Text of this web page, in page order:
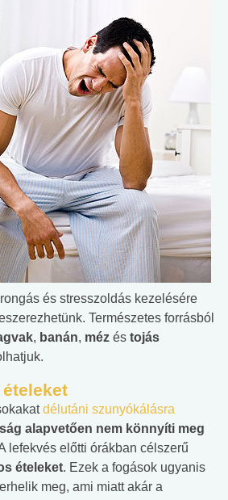
és stresszoldás kezelésére
Természetes forrásból
, banán, méz és tojás
délutáni szunyókálásra
alapvetően nem könnyíti meg
lefekvés előtti órákban célszerű
ételeket. Ezek a fogások ugyanis
meg, ami miatt akár a